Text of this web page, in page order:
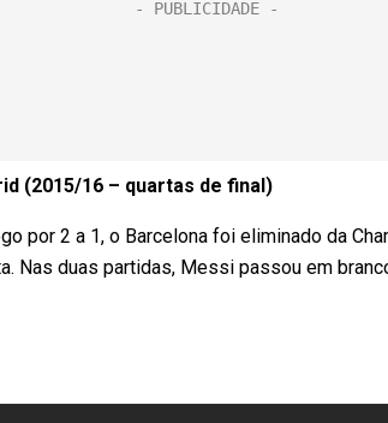
(2015/16 – quartas de final)
por 2 a 1, o Barcelona foi eliminado da
Nas duas partidas, Messi passou em